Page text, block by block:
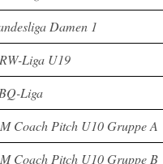
Damen 1
Liga U19
Liga
Coach Pitch U10 Gruppe A
Coach Pitch U10 Gruppe B